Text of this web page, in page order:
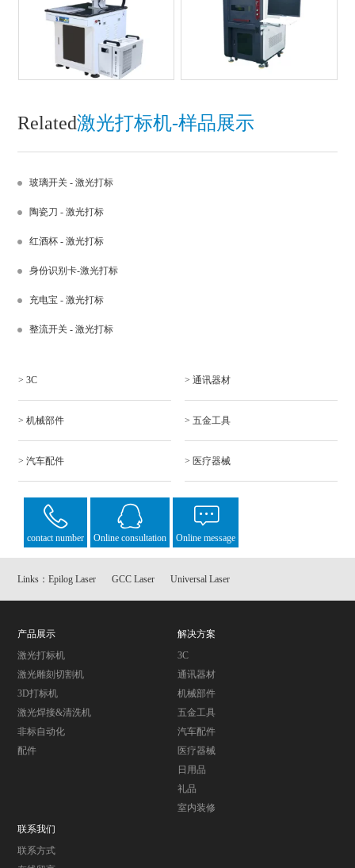
Related激光打标机-样品展示
玻璃开关 - 激光打标
陶瓷刀 - 激光打标
红酒杯 - 激光打标
身份识别卡-激光打标
充电宝 - 激光打标
整流开关 - 激光打标
> 3C > 通讯器材
> 机械部件 > 五金工具
> 汽车配件 > 医疗器械
contact number Online consultation Online message
Links：Epilog Laser GCC Laser Universal Laser
产品展示
激光打标机
激光雕刻切割机
3D打标机
激光焊接&清洗机
非标自动化
配件
解决方案
3C
通讯器材
机械部件
五金工具
汽车配件
医疗器械
日用品
礼品
室内装修
联系我们
联系方式